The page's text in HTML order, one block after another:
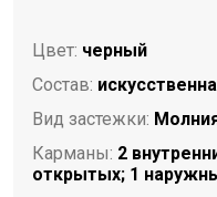
Цвет: черный
Состав:
Вид застежки:
Карманы: 2
открытых; 1